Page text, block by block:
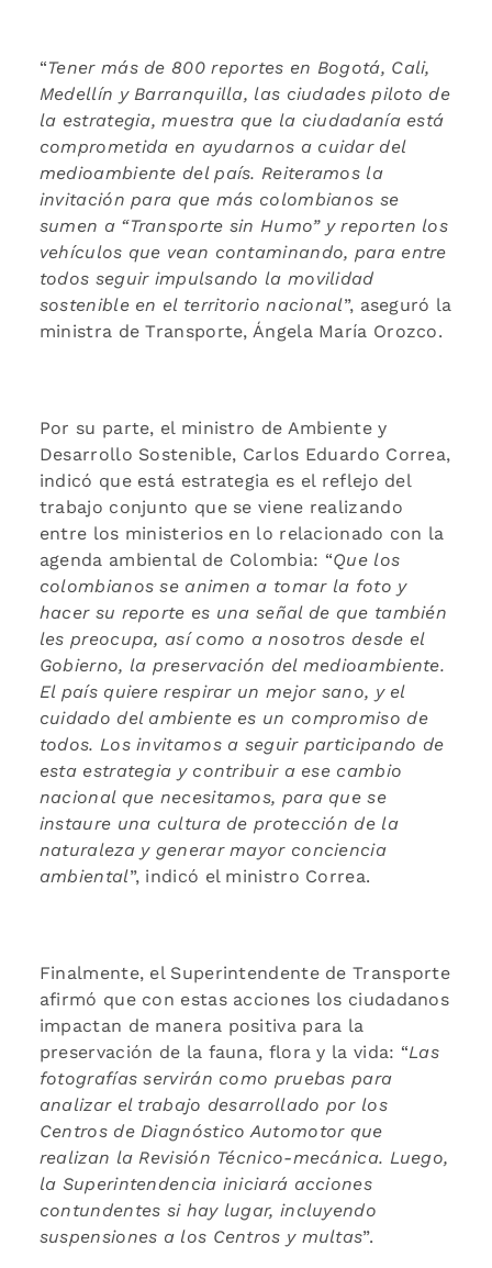
“Tener más de 800 reportes en Bogotá, Cali,
Medellín y Barranquilla, las ciudades piloto de
la estrategia, muestra que la ciudadanía está
comprometida en ayudarnos a cuidar del
medioambiente del país. Reiteramos la
invitación para que más colombianos se
sumen a “Transporte sin Humo” y reporten los
vehículos que vean contaminando, para entre
todos seguir impulsando la movilidad
sostenible en el territorio nacional”, aseguró la
ministra de Transporte, Ángela María Orozco.
Por su parte, el ministro de Ambiente y
Desarrollo Sostenible, Carlos Eduardo Correa,
indicó que está estrategia es el reflejo del
trabajo conjunto que se viene realizando
entre los ministerios en lo relacionado con la
agenda ambiental de Colombia: “Que los
colombianos se animen a tomar la foto y
hacer su reporte es una señal de que también
les preocupa, así como a nosotros desde el
Gobierno, la preservación del medioambiente.
El país quiere respirar un mejor sano, y el
cuidado del ambiente es un compromiso de
todos. Los invitamos a seguir participando de
esta estrategia y contribuir a ese cambio
nacional que necesitamos, para que se
instaure una cultura de protección de la
naturaleza y generar mayor conciencia
ambiental”, indicó el ministro Correa.
Finalmente, el Superintendente de Transporte
afirmó que con estas acciones los ciudadanos
impactan de manera positiva para la
preservación de la fauna, flora y la vida: “Las
fotografías servirán como pruebas para
analizar el trabajo desarrollado por los
Centros de Diagnóstico Automotor que
realizan la Revisión Técnico-mecánica. Luego,
la Superintendencia iniciará acciones
contundentes si hay lugar, incluyendo
suspensiones a los Centros y multas”.